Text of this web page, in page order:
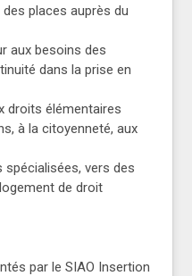
places auprès du
aux besoins des
dans la prise en
droits élémentaires
à la citoyenneté, aux
vers des
de droit
par le SIAO Insertion